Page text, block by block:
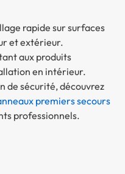
rapide sur surfaces
et extérieur.
aux produits
en intérieur.
de sécurité, découvrez
premiers secours
professionnels.